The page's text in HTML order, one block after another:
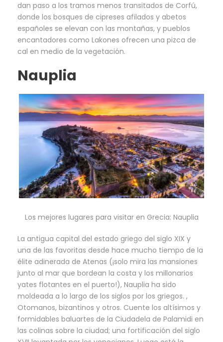
dan paso a los tramos menos transitados de Corfú,
donde los bosques de cipreses afilados y abetos
españoles se elevan con las montañas, y pueblos
encantadores como Lakones ofrecen una pizca de
cal en medio de la vegetación.
Nauplia
Los mejores lugares para visitar en Grecia: Nauplia
La antigua capital del estado griego del siglo XIX y
una de las favoritas desde hace mucho tiempo de la
élite adinerada de Atenas (¡solo mira las mansiones
junto al mar que bordean la costa y los millonarios
yates flotantes en el puerto!), Nauplia ha sido
moldeada a lo largo de los siglos por los griegos. ,
Otomanos, bizantinos y otros. Cuente los altísimos y
formidables baluartes de la Ciudadela de Palamidi en
las colinas sobre la ciudad; una fortificación del siglo